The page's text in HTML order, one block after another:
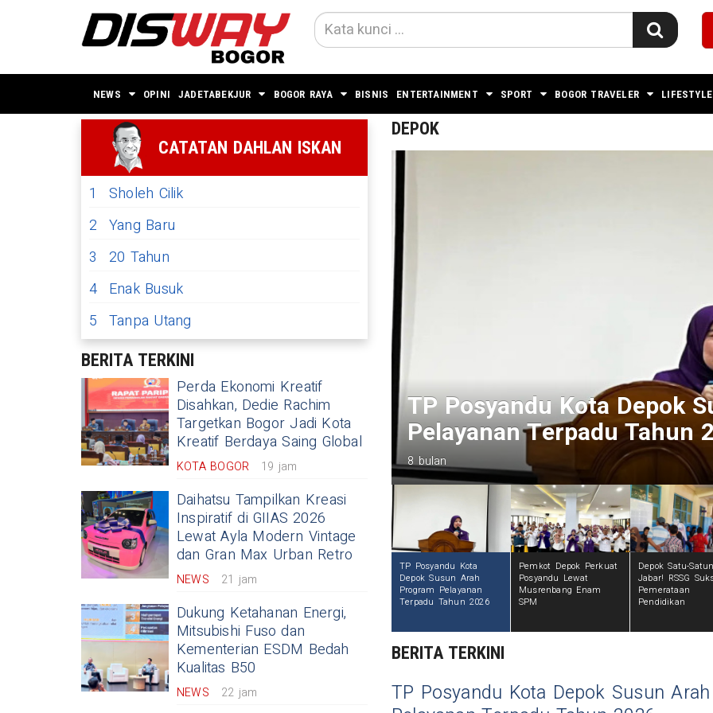
NEWS OPINI JADETABEKJUR BOGOR RAYA BISNIS ENTERTAINMENT SPORT BOGOR TRAVELER LIFESTYLE
CATATAN DAHLAN ISKAN
1
Sholeh Cilik
2 Yang Baru
3
20 Tahun
4 Enak Busuk
5 Tanpa Utang
BERITA TERKINI
Perda Ekonomi Kreatif
Disahkan, Dedie Rachim
Targetkan Bogor Jadi Kota
Kreatif Berdaya Saing Global
KOTA BOGOR 19 jam
Daihatsu Tampilkan Kreasi
Inspiratif di GIIAS 2026
Lewat Ayla Modern Vintage
dan Gran Max Urban Retro
NEWS 21 jam
Dukung Ketahanan Energi,
Mitsubishi Fuso dan
Kementerian ESDM Bedah
Kualitas B50
NEWS 22 jam
DEPOK
Depok Susun Arah Program
Tahun 2026
Pemkot Depok Perkuat
Musrenbang Enam SPM
8 bulan
TP Posyandu Kota
Depok Susun Arah
Program Pelayanan
Terpadu Tahun 2026
Pemkot Depok Perkuat
Posyandu Lewat
Musrenbang Enam
SPM
Depok Satu-
Jabar! RSSG
Pemerataan
Pendidikan
BERITA TERKINI
TP Posyandu Kota Depok Susun